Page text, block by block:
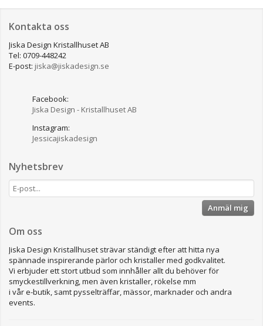
Kontakta oss
Jiska Design Kristallhuset AB
Tel: 0709-448242
E-post: jiska@jiskadesign.se
Facebook:
Jiska Design - Kristallhuset AB
Instagram:
Jessicajiskadesign
Nyhetsbrev
Anmäl mig
Om oss
Jiska Design Kristallhuset strävar ständigt efter att hitta nya
spännade inspirerande pärlor och kristaller med godkvalitet.
Vi erbjuder ett stort utbud som innhåller allt du behöver för
smyckestillverkning, men även kristaller, rökelse mm
i vår e-butik, samt pysselträffar, mässor, marknader och andra
events.